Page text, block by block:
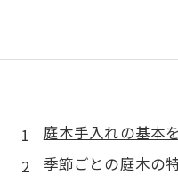
庭木手入れの基本
季節ごとの庭木の